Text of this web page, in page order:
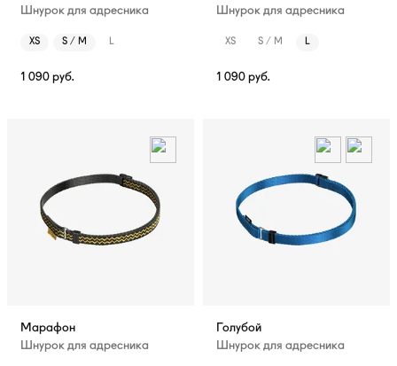
Шнурок для адресника
XS S / M L
1 090 руб.
Шнурок для адресника
XS S / M L
1 090 руб.
Марафон
Шнурок для адресника
Голубой
Шнурок для адресника